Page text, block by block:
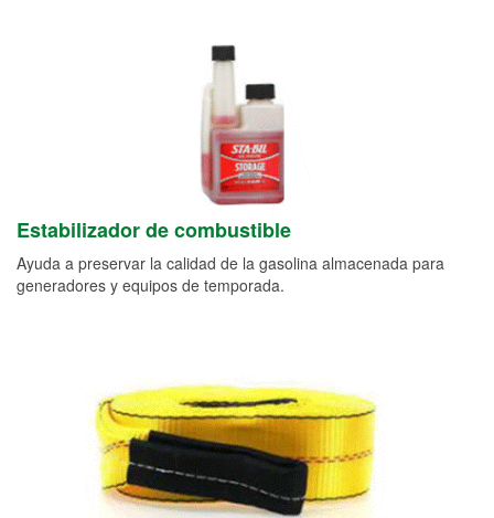
Estabilizador de combustible
Ayuda a preservar la calidad de la gasolina almacenada para
generadores y equipos de temporada.